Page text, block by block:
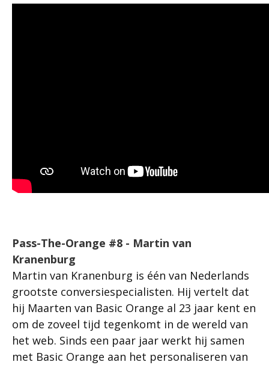
Pass-The-Orange #8 - Martin van
Kranenburg
Martin van Kranenburg is één van Nederlands
grootste conversiespecialisten. Hij vertelt dat
hij Maarten van Basic Orange al 23 jaar kent en
om de zoveel tijd tegenkomt in de wereld van
het web. Sinds een paar jaar werkt hij samen
met Basic Orange aan het personaliseren van